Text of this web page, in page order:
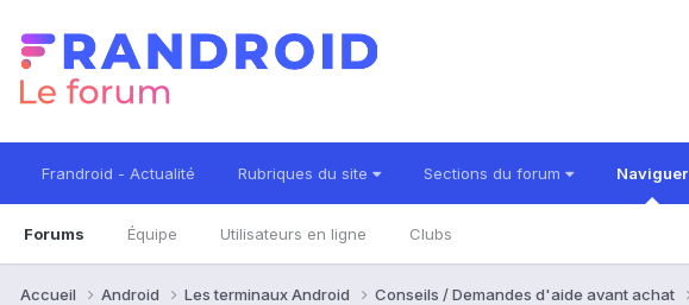
Frandroid - Actualité Rubriques du site Sections du forum Naviguer
Forums Équipe Utilisateurs en ligne Clubs
Accueil Android Les terminaux Android Conseils / Demandes d'aide avant achat